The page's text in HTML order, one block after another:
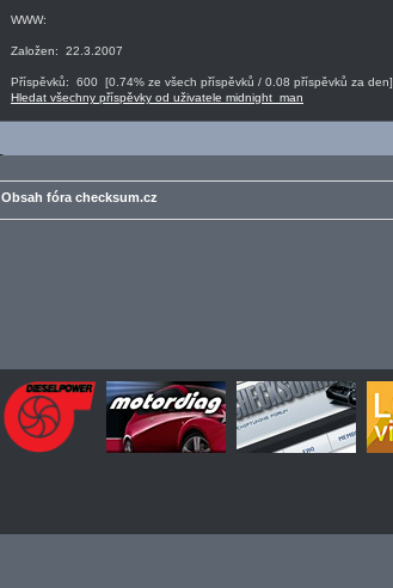
WWW:
Založen: 22.3.2007
Příspěvků: 600 [0.74% ze všech příspěvků / 0.08 příspěvků za den]
Hledat všechny příspěvky od uživatele midnight_man
Obsah fóra checksum.cz